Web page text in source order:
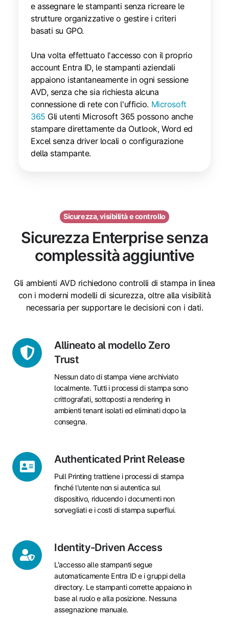
e assegnare le stampanti senza ricreare le
strutture organizzative o gestire i criteri
basati su GPO.
Una volta effettuato l'accesso con il proprio
account Entra ID, le stampanti aziendali
appaiono istantaneamente in ogni sessione
AVD, senza che sia richiesta alcuna
connessione di rete con l'ufficio. Microsoft
365 Gli utenti Microsoft 365 possono anche
stampare direttamente da Outlook, Word ed
Excel senza driver locali o configurazione
della stampante.
Sicurezza, visibilità e controllo
Sicurezza Enterprise senza
complessità aggiuntive
Gli ambienti AVD richiedono controlli di stampa in linea
con i moderni modelli di sicurezza, oltre alla visibilità
necessaria per supportare le decisioni con i dati.
Allineato al modello Zero
Trust
Nessun dato di stampa viene archiviato
localmente. Tutti i processi di stampa sono
crittografati, sottoposti a rendering in
ambienti tenant isolati ed eliminati dopo la
consegna.
Allineato
al
modello
Authenticated Print Release
Pull Printing trattiene i processi di stampa
finché l'utente non si autentica sul
dispositivo, riducendo i documenti non
sorvegliati e i costi di stampa superflui.
Authenticated
Print
Release
Identity-Driven Access
L'accesso alle stampanti segue
automaticamente Entra ID e i gruppi della
directory. Le stampanti corrette appaiono in
base al ruolo e alla posizione. Nessuna
assegnazione manuale.
Identity-
Driven
Access